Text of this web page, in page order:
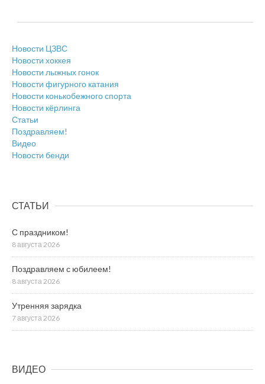
Новости ЦЗВС
Новости хоккея
Новости лыжных гонок
Новости фигурного катания
Новости конькобежного спорта
Новости кёрлинга
Статьи
Поздравляем!
Видео
Новости бенди
СТАТЬИ
С праздником!
8 августа 2026
Поздравляем с юбилеем!
8 августа 2026
Утренняя зарядка
7 августа 2026
ВИДЕО